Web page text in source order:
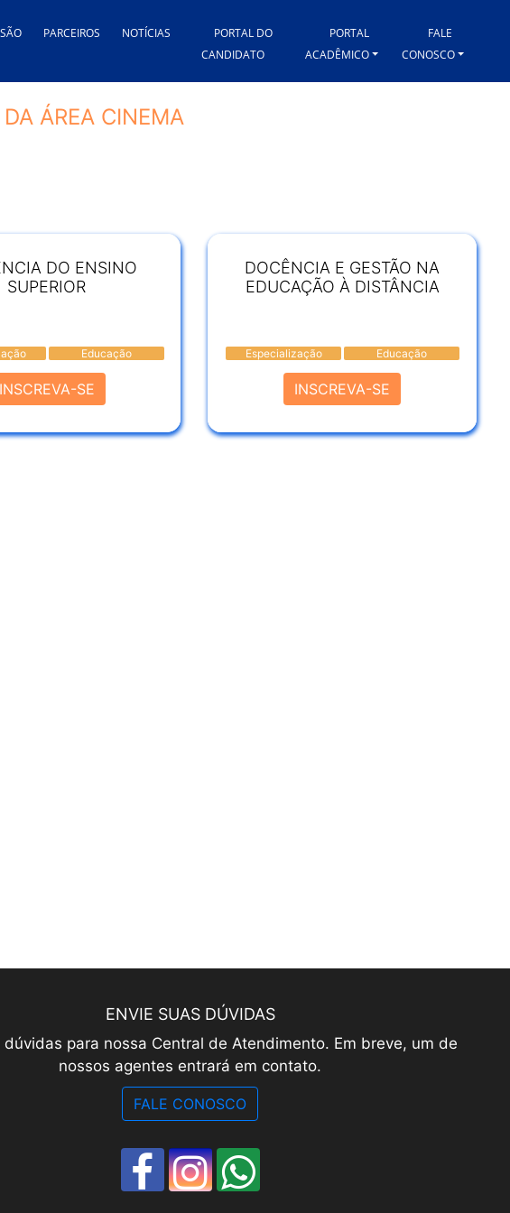
PARCEIROS NOTÍCIAS
PORTAL DO
CANDIDATO
PORTAL
ACADÊMICO
FALE
CONOSCO
ÁREA CINEMA
DO ENSINO
SUPERIOR
Educação
INSCREVA-SE
DOCÊNCIA E GESTÃO NA
EDUCAÇÃO À DISTÂNCIA
Especialização Educação
INSCREVA-SE
ENVIE SUAS DÚVIDAS
dúvidas para nossa Central de Atendimento. Em breve, um de
nossos agentes entrará em contato.
FALE CONOSCO